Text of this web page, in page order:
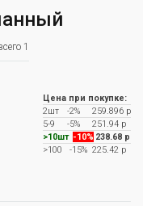
1
Цена при покупке:
2шт
-2%
259.896 р
5-9
-5%
251.94 р
>10шт -10% 238.68 р
>100
-15% 225.42 р